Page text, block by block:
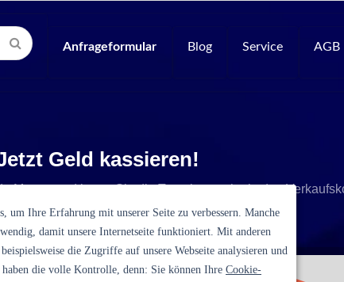
Anfrageformular
Blog Service AGB
Geld kassieren!
Menge und legen Sie die Tonerkartusche in den
um Ihre Erfahrung mit unserer Seite zu verbessern. Manche
damit unsere Internetseite funktioniert. Mit anderen
die Zugriffe auf unsere Webseite analysieren und
haben die volle Kontrolle, denn: Sie können Ihre Cookie-